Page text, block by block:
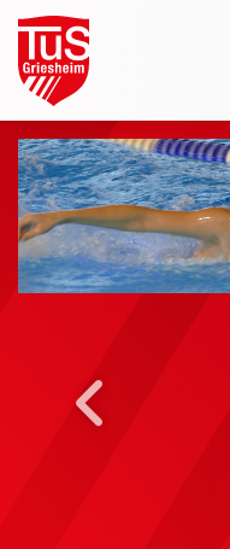
Startseite
Unser Verein
Aktuelles
Vereinssport
Sportarten und Abteilungen
allgemeine Angebote